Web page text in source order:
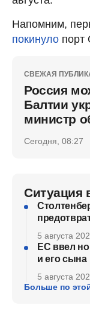
Напомним,
покинуло порт
СВЕЖАЯ
Россия
Балтии
министр
Сегодня, 08:27
Ситуация
5 августа
ЕС ввел
и его сына
5 августа
Больше по